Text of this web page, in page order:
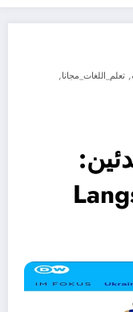
, تعلم_اللغات_مجانا,